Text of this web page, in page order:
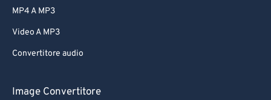
MP4 A MP3
Video A MP3
Convertitore audio
Image Convertitore